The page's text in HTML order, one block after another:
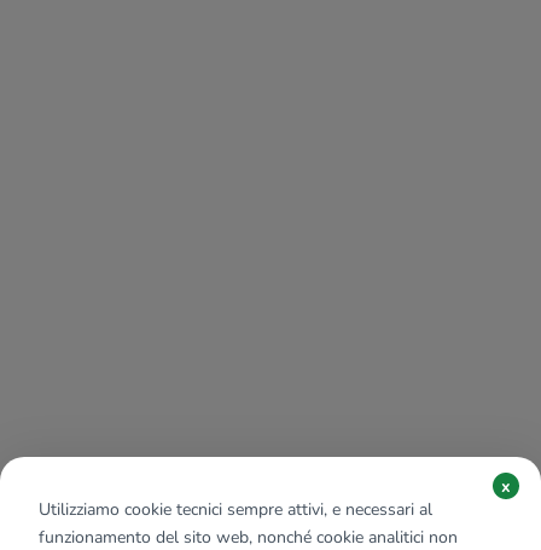
Utilizziamo cookie tecnici sempre attivi, e necessari al
funzionamento del sito web, nonché cookie analitici non
x